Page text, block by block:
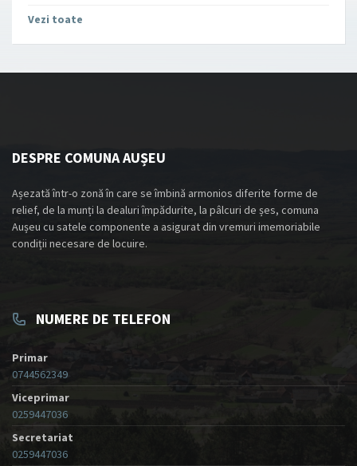
Vezi toate
DESPRE COMUNA AUȘEU
Așezată într-o zonă în care se îmbină armonios diferite forme de
relief, de la munți la dealuri împădurite, la pâlcuri de șes, comuna
Aușeu cu satele componente a asigurat din vremuri imemoriabile
condiții necesare de locuire.
NUMERE DE TELEFON
Primar
0744562349
Viceprimar
0259447036
Secretariat
0259447036